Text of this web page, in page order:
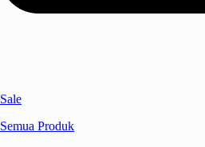
Sale
Semua Produk